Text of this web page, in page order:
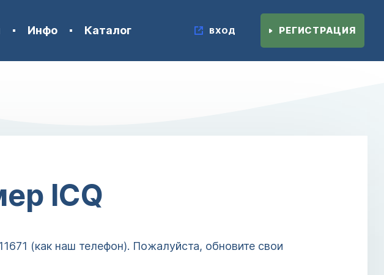
Инфо Каталог ВХОД РЕГИСТРАЦИЯ
ICQ
(как наш телефон). Пожалуйста, обновите свои